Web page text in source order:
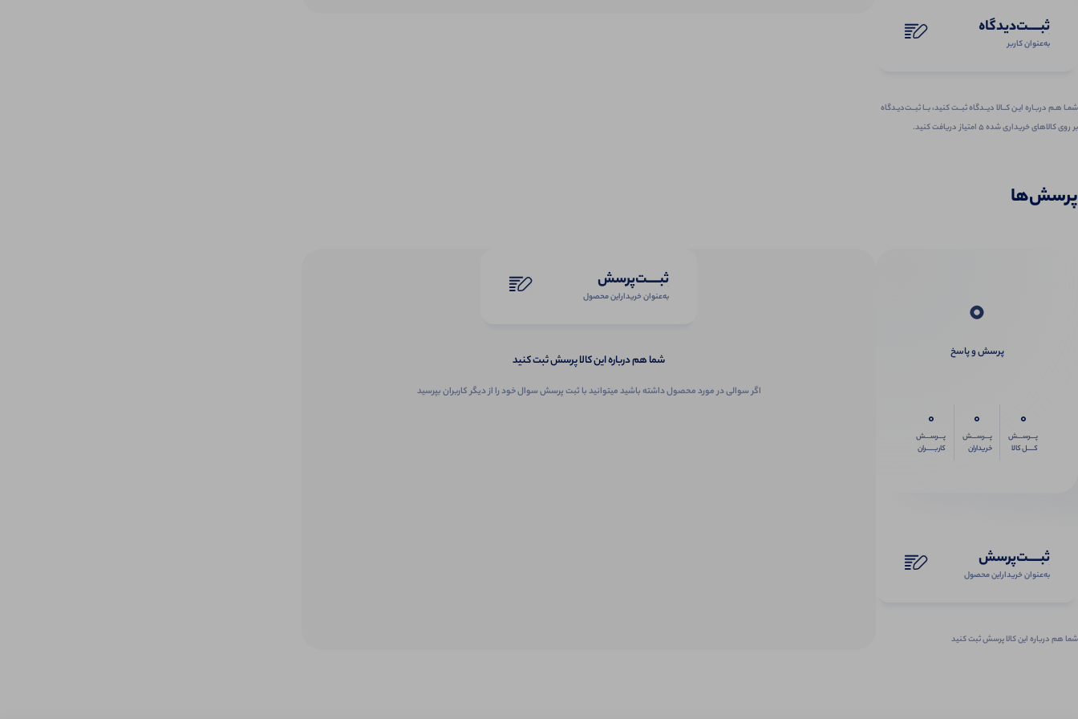
ثبـــــت‌دیدگاه
به‌عنوان کاربر
شمـا هـم دربـاره ایـن کــالا دیــدگاه ثبــت کنید، بــا ثبــت‌دیـدگاه
بر روی کالاهای خریداری شده ۵ امتیاز دریافت کنید.
پرسش‌ها
0
پرسش و پاسخ
0
پـــرســـش
کــــل کالا
0
پـــرســـش
خریداران
0
پـــرســـش
کاربـــــران
ثبـــــت‌پرسش
به‌عنوان ‌خریدار‌این‌ محصول
شما هم درباره این کالا پرسش ثبت کنید
ثبـــــت‌پرسش
به‌عنوان ‌خریدار‌این‌ محصول
شما هم درباره این کالا پرسش ثبت کنید
اگر سوالی در مورد محصول داشته باشید میتوانید با ثبت پرسش سوال خود را از دیگر کاربران بپرسید